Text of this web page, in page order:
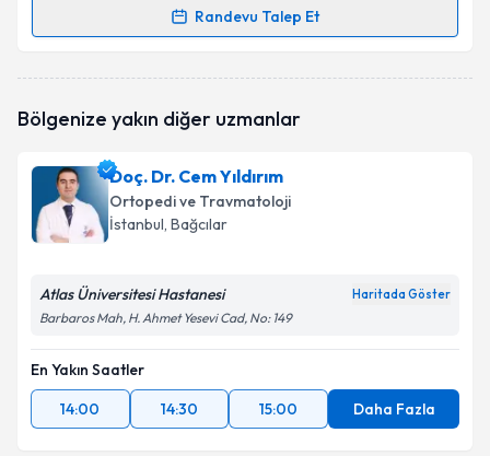
Randevu Talep Et
oluşturun. Size bu uzmandan randevu almanız için bir
kapsamda işlenmesini kabul ediyorum.
Bölgenize yakın diğer uzmanlar
Doç. Dr. Cem Yıldırım
Ortopedi ve Travmatoloji
İstanbul, Bağcılar
Atlas Üniversitesi Hastanesi Haritada Göster
Barbaros Mah, H. Ahmet Yesevi Cad, No: 149
En Yakın Saatler
14:00
14:30 15:00 Daha Fazla